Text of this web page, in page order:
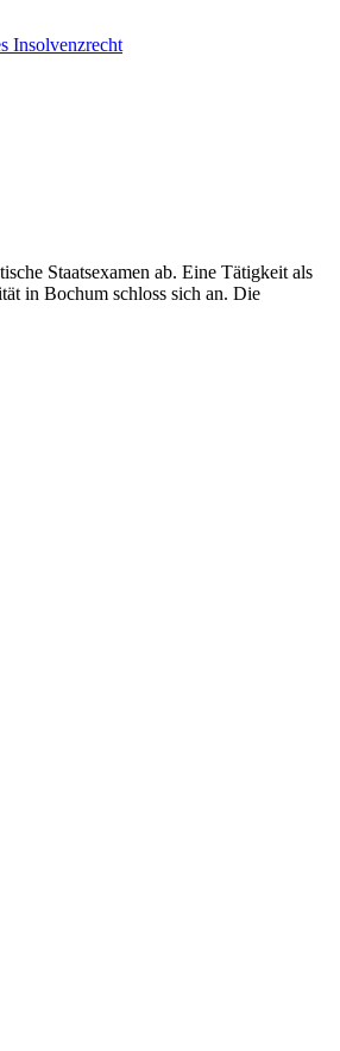
Insolvenzrecht
Staatsexamen ab. Eine Tätigkeit als
in Bochum schloss sich an. Die